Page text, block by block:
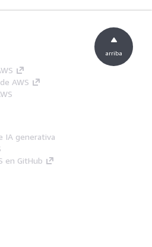
AWS
IA generativa
en GitHub
arriba